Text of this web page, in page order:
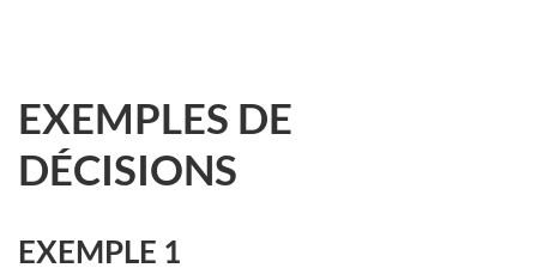
EXEMPLES DE
DÉCISIONS
EXEMPLE 1